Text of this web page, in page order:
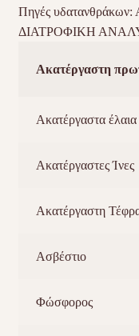
Πηγές υδατανθράκων:
ΔΙΑΤΡΟΦΙΚΗ
Ακατέργαστη
Ακατέργαστα
Ακατέργαστες Ίνες
Ακατέργαστη
Ασβέστιο
Φώσφορος